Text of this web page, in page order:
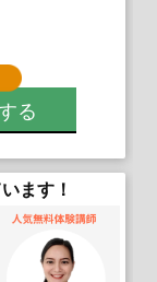
る
ます！